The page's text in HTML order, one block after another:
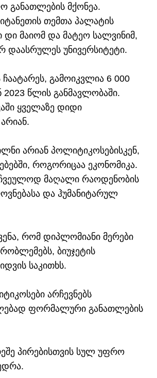
მქონეა.
თემთა პალატის
დი მაიომ და მატეო სალვინიმ,
დაასრულეს უნივერსიტეტი.
გამოიკვლია 6 000
2023 წლის განმავლობაში.
ყველაზე დიდი
არიან პოლიტიკოსებისკენ,
როგორიცაა ეკონომიკა.
მაღალი რაოდენობის
და ჰუმანიტარულ
რომ დიპლომიანი მერები
ბიუჯეტის
საკითხს.
არჩევნებს
ფორმალური განათლების
პირებისთვის სულ უფრო